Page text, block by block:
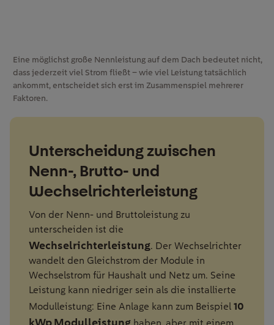
Eine möglichst große Nennleistung auf dem Dach bedeutet nicht,
dass jederzeit viel Strom fließt – wie viel Leistung tatsächlich
ankommt, entscheidet sich erst im Zusammenspiel mehrerer
Faktoren.
Unterscheidung zwischen
Nenn-, Brutto- und
Wechselrichterleistung
Von der Nenn- und Bruttoleistung zu
unterscheiden ist die
Wechselrichterleistung. Der Wechselrichter
wandelt den Gleichstrom der Module in
Wechselstrom für Haushalt und Netz um. Seine
Leistung kann niedriger sein als die installierte
Modulleistung: Eine Anlage kann zum Beispiel 10
kWp Modulleistung